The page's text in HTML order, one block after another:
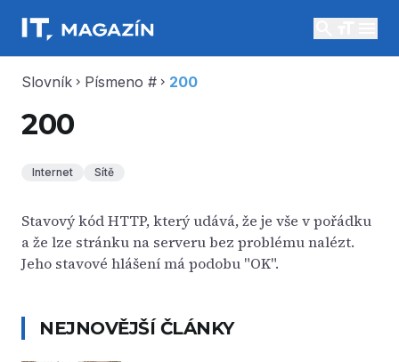
Slovník chevron_right Písmeno # chevron_right 200
200
Internet Sítě
Stavový kód HTTP, který udává, že je vše v pořádku
a že lze stránku na serveru bez problému nalézt.
Jeho stavové hlášení má podobu "OK".
NEJNOVĚJŠÍ ČLÁNKY